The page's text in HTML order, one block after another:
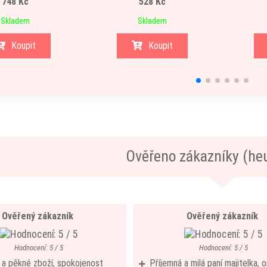
Skladem
Koupit
Skladem
Koupit
Ověřeno zákazníky
Ověřený zákazník
Hodnocení: 5 / 5
pěkné zboží, spokojenost
Ověřený zákazník
Hodnocení: 5 / 5
Příjemná a milá paní majitelka,